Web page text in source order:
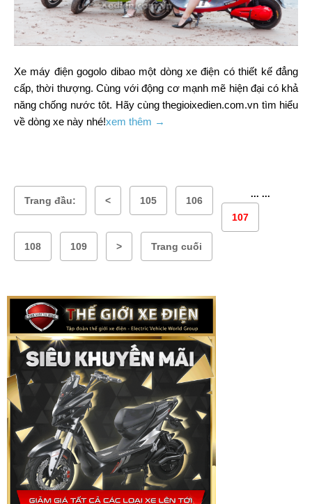
Xe máy điện gogolo dibao một dòng xe điện có thiết kế đẳng
cấp, thời thượng. Cùng với động cơ mạnh mẽ hiện đại có khả
năng chống nước tôt. Hãy cùng thegioixedien.com.vn tìm hiểu
về dòng xe này nhé!xem thêm →
Trang đầu: <
...
105
106
107
108 109
...
> Trang cuối